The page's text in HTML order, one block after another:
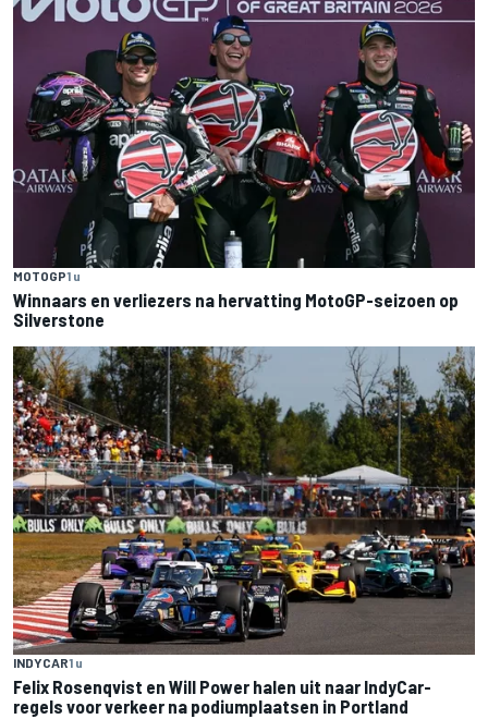
MOTOGP1 u
Winnaars en verliezers na hervatting MotoGP-seizoen op
Silverstone
INDYCAR1 u
Felix Rosenqvist en Will Power halen uit naar IndyCar-
regels voor verkeer na podiumplaatsen in Portland